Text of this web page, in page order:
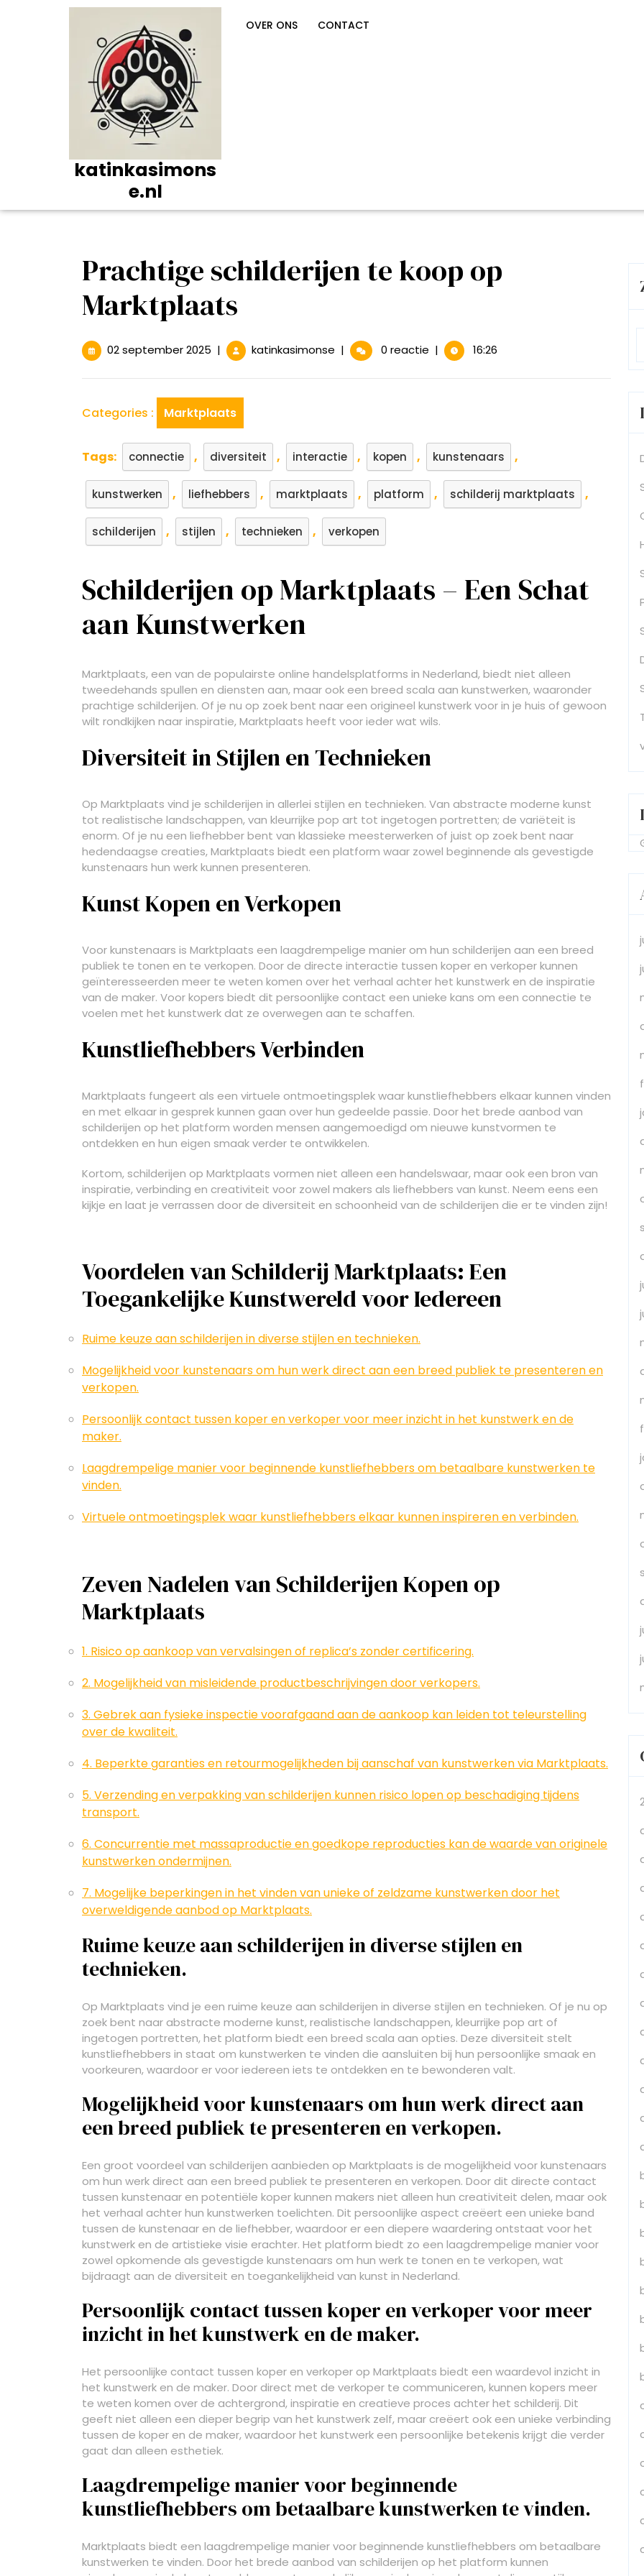
katinkasimons
e.nl
OVER ONS CONTACT
Prachtige schilderijen te koop op
Marktplaats
02 september 2025 02
september
2025
| katinkasimonse Prachtige
schilderijen
te
| 0 reactie | 16:26
Categories : Marktplaats
Tags: connectie , diversiteit , interactie , kopen , kunstenaars ,
kunstwerken , liefhebbers , marktplaats , platform , schilderij marktplaats ,
schilderijen , stijlen , technieken , verkopen
Schilderijen op Marktplaats – Een Schat
aan Kunstwerken
Marktplaats, een van de populairste online handelsplatforms in Nederland, biedt niet alleen
tweedehands spullen en diensten aan, maar ook een breed scala aan kunstwerken, waaronder
prachtige schilderijen. Of je nu op zoek bent naar een origineel kunstwerk voor in je huis of gewoon
wilt rondkijken naar inspiratie, Marktplaats heeft voor ieder wat wils.
Diversiteit in Stijlen en Technieken
Op Marktplaats vind je schilderijen in allerlei stijlen en technieken. Van abstracte moderne kunst
tot realistische landschappen, van kleurrijke pop art tot ingetogen portretten; de variëteit is
enorm. Of je nu een liefhebber bent van klassieke meesterwerken of juist op zoek bent naar
hedendaagse creaties, Marktplaats biedt een platform waar zowel beginnende als gevestigde
kunstenaars hun werk kunnen presenteren.
Kunst Kopen en Verkopen
Voor kunstenaars is Marktplaats een laagdrempelige manier om hun schilderijen aan een breed
publiek te tonen en te verkopen. Door de directe interactie tussen koper en verkoper kunnen
geïnteresseerden meer te weten komen over het verhaal achter het kunstwerk en de inspiratie
van de maker. Voor kopers biedt dit persoonlijke contact een unieke kans om een connectie te
voelen met het kunstwerk dat ze overwegen aan te schaffen.
Kunstliefhebbers Verbinden
Marktplaats fungeert als een virtuele ontmoetingsplek waar kunstliefhebbers elkaar kunnen vinden
en met elkaar in gesprek kunnen gaan over hun gedeelde passie. Door het brede aanbod van
schilderijen op het platform worden mensen aangemoedigd om nieuwe kunstvormen te
ontdekken en hun eigen smaak verder te ontwikkelen.
Kortom, schilderijen op Marktplaats vormen niet alleen een handelswaar, maar ook een bron van
inspiratie, verbinding en creativiteit voor zowel makers als liefhebbers van kunst. Neem eens een
kijkje en laat je verrassen door de diversiteit en schoonheid van de schilderijen die er te vinden zijn!
Voordelen van Schilderij Marktplaats: Een
Toegankelijke Kunstwereld voor Iedereen
Ruime keuze aan schilderijen in diverse stijlen en technieken.
Mogelijkheid voor kunstenaars om hun werk direct aan een breed publiek te presenteren en
verkopen.
Persoonlijk contact tussen koper en verkoper voor meer inzicht in het kunstwerk en de
maker.
Laagdrempelige manier voor beginnende kunstliefhebbers om betaalbare kunstwerken te
vinden.
Virtuele ontmoetingsplek waar kunstliefhebbers elkaar kunnen inspireren en verbinden.
Zeven Nadelen van Schilderijen Kopen op
Marktplaats
1. Risico op aankoop van vervalsingen of replica’s zonder certificering.
2. Mogelijkheid van misleidende productbeschrijvingen door verkopers.
3. Gebrek aan fysieke inspectie voorafgaand aan de aankoop kan leiden tot teleurstelling
over de kwaliteit.
4. Beperkte garanties en retourmogelijkheden bij aanschaf van kunstwerken via Marktplaats.
5. Verzending en verpakking van schilderijen kunnen risico lopen op beschadiging tijdens
transport.
6. Concurrentie met massaproductie en goedkope reproducties kan de waarde van originele
kunstwerken ondermijnen.
7. Mogelijke beperkingen in het vinden van unieke of zeldzame kunstwerken door het
overweldigende aanbod op Marktplaats.
Ruime keuze aan schilderijen in diverse stijlen en
technieken.
Op Marktplaats vind je een ruime keuze aan schilderijen in diverse stijlen en technieken. Of je nu op
zoek bent naar abstracte moderne kunst, realistische landschappen, kleurrijke pop art of
ingetogen portretten, het platform biedt een breed scala aan opties. Deze diversiteit stelt
kunstliefhebbers in staat om kunstwerken te vinden die aansluiten bij hun persoonlijke smaak en
voorkeuren, waardoor er voor iedereen iets te ontdekken en te bewonderen valt.
Mogelijkheid voor kunstenaars om hun werk direct aan
een breed publiek te presenteren en verkopen.
Een groot voordeel van schilderijen aanbieden op Marktplaats is de mogelijkheid voor kunstenaars
om hun werk direct aan een breed publiek te presenteren en verkopen. Door dit directe contact
tussen kunstenaar en potentiële koper kunnen makers niet alleen hun creativiteit delen, maar ook
het verhaal achter hun kunstwerken toelichten. Dit persoonlijke aspect creëert een unieke band
tussen de kunstenaar en de liefhebber, waardoor er een diepere waardering ontstaat voor het
kunstwerk en de artistieke visie erachter. Het platform biedt zo een laagdrempelige manier voor
zowel opkomende als gevestigde kunstenaars om hun werk te tonen en te verkopen, wat
bijdraagt aan de diversiteit en toegankelijkheid van kunst in Nederland.
Persoonlijk contact tussen koper en verkoper voor meer
inzicht in het kunstwerk en de maker.
Het persoonlijke contact tussen koper en verkoper op Marktplaats biedt een waardevol inzicht in
het kunstwerk en de maker. Door direct met de verkoper te communiceren, kunnen kopers meer
te weten komen over de achtergrond, inspiratie en creatieve proces achter het schilderij. Dit
geeft niet alleen een dieper begrip van het kunstwerk zelf, maar creëert ook een unieke verbinding
tussen de koper en de maker, waardoor het kunstwerk een persoonlijke betekenis krijgt die verder
gaat dan alleen esthetiek.
Laagdrempelige manier voor beginnende
kunstliefhebbers om betaalbare kunstwerken te vinden.
Marktplaats biedt een laagdrempelige manier voor beginnende kunstliefhebbers om betaalbare
kunstwerken te vinden. Door het brede aanbod van schilderijen op het platform kunnen